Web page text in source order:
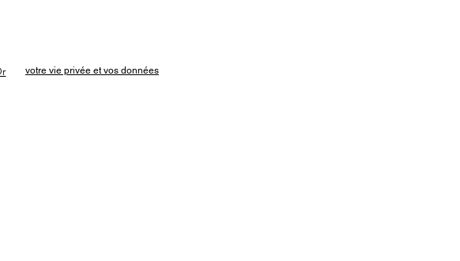
votre vie privée et vos données